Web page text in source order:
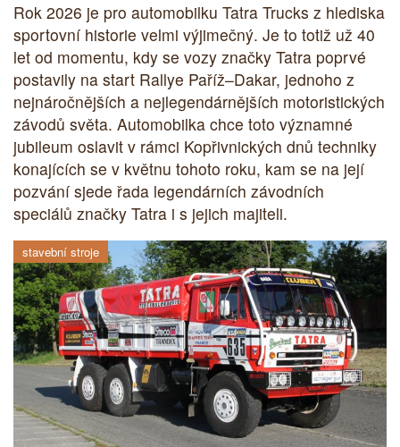
Rok 2026 je pro automobilku Tatra Trucks z hlediska
sportovní historie velmi výjimečný. Je to totiž už 40
let od momentu, kdy se vozy značky Tatra poprvé
postavily na start Rallye Paříž–Dakar, jednoho z
nejnáročnějších a nejlegendárnějších motoristických
závodů světa. Automobilka chce toto významné
jubileum oslavit v rámci Kopřivnických dnů techniky
konajících se v květnu tohoto roku, kam se na její
pozvání sjede řada legendárních závodních
speciálů značky Tatra i s jejich majiteli.
stavební stroje